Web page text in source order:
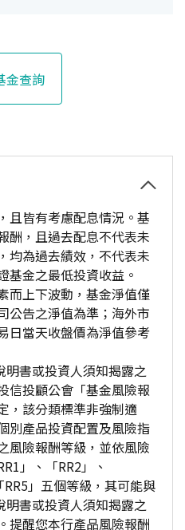
金查詢
且皆有考慮配息情況。基
酬，且過去配息不代表未
均為過去績效，不代表未
基金之最低投資收益。
而上下波動，基金淨值僅
公告之淨值為準；海外市
日當天收盤價為淨值參考
書或投資人須知揭露之
信投顧公會「基金風險報
，該分類標準非強制適
別產品投資配置及風險指
風險報酬等級，並依風險
」、「RR2」、
RR5」五個等級，其可能與
書或投資人須知揭露之
提醒您本行產品風險報酬